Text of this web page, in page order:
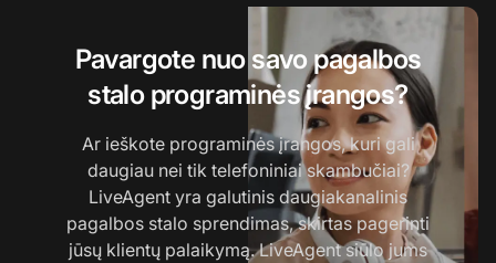
Pavargote nuo savo pagalbos
stalo programinės įrangos?
Ar ieškote programinės įrangos, kuri gali
daugiau nei tik telefoniniai skambučiai?
LiveAgent yra galutinis daugiakanalinis
pagalbos stalo sprendimas, skirtas pagerinti
jūsų klientų palaikymą. LiveAgent siūlo jums